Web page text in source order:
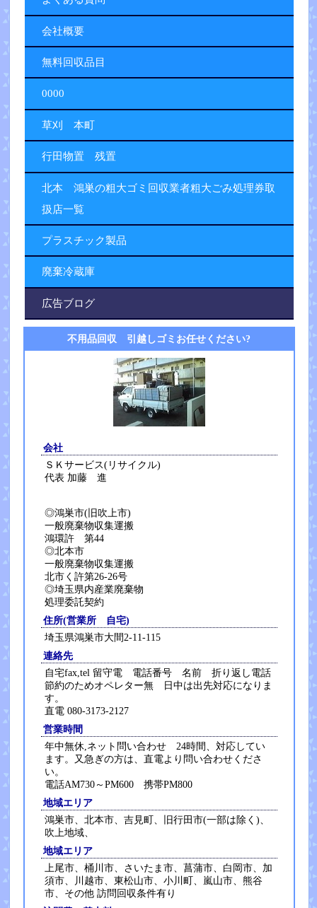
会社概要
無料回収品目
0000
草刈 本町
行田物置 残置
北本 鴻巣の粗大ゴミ回収業者粗大ごみ処理券取
扱店一覧
プラスチック製品
廃棄冷蔵庫
広告ブログ
不用品回収 引越しゴミお任せください?
会社
ＳＫサービス(リサイクル)
代表 加藤 進
◎鴻巣市(旧吹上市)
一般廃棄物収集運搬
鴻環許 第44
◎北本市
一般廃棄物収集運搬
北市く許第26-26号
◎埼玉県内産業廃棄物
処理委託契約
住所(営業所 自宅)
埼玉県鴻巣市大間2-11-115
連絡先
自宅fax,tel 留守電 電話番号 名前 折り返し電話
節約のためオペレター無 日中は出先対応になりま
す。
直電 080-3173-2127
営業時間
年中無休,ネット問い合わせ 24時間、対応してい
ます。又急ぎの方は、直電より問い合わせくださ
い。
電話AM730～PM600 携帯PM800
地域エリア
鴻巣市、北本市、吉見町、旧行田市(一部は除く)、
吹上地域、
地域エリア
上尾市、桶川市、さいたま市、菖蒲市、白岡市、加
須市、川越市、東松山市、小川町、嵐山市、熊谷
市、その他 訪問回収条件有り